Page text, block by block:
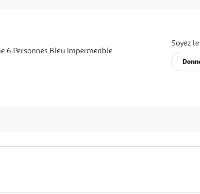
6 Personnes Bleu Impermeable
Soyez